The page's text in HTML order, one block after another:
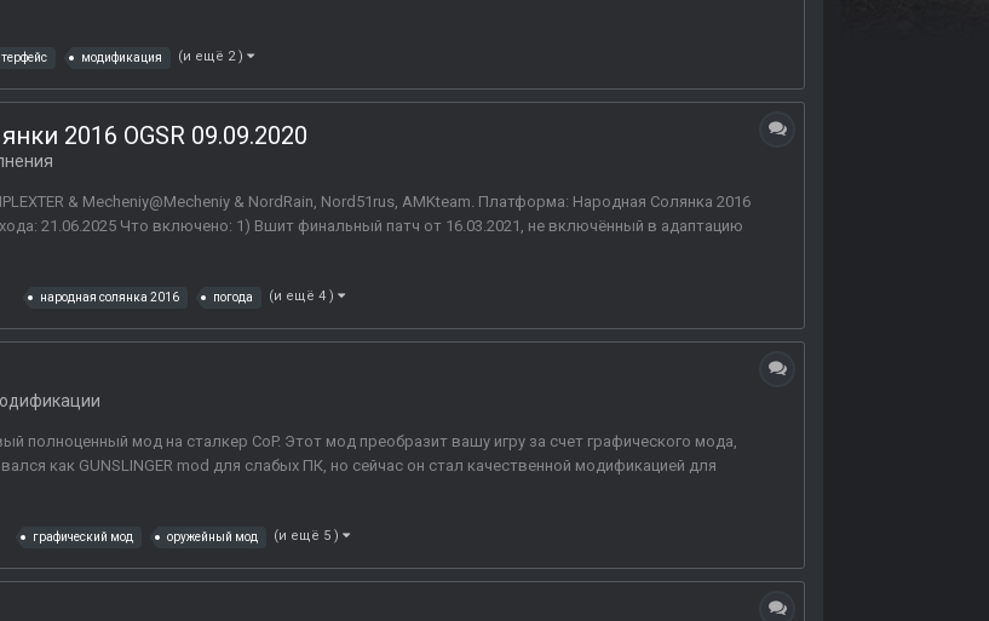
модификация (и ещё 2 )
2016 OGSR 09.09.2020
& Mecheniy@Mecheniy & NordRain, Nord51rus, AMKteam. Платформа: Народная Солянка 2016
21.06.2025 Что включено: 1) Вшит финальный патч от 16.03.2021, не включённый в адаптацию
народная солянка 2016 погода (и ещё 4 )
полноценный мод на сталкер СoP. Этот мод преобразит вашу игру за счет графического мода,
как GUNSLINGER mod для слабых ПК, но сейчас он стал качественной модификацией для
графический мод оружейный мод (и ещё 5 )